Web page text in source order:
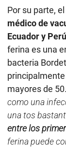
Por su parte, el
médico de
Ecuador y Perú
ferina es una
bacteria
mayores de
como una
una tos
entre los
ferina puede